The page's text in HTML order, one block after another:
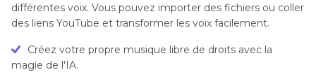
différentes voix. Vous pouvez importer des fichiers ou coller
des liens YouTube et transformer les voix facilement.
Créez votre propre musique libre de droits avec la
magie de l'IA.